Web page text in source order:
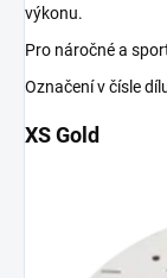
výkonu.
Pro náročné a
Označení v čísle
XS Gold